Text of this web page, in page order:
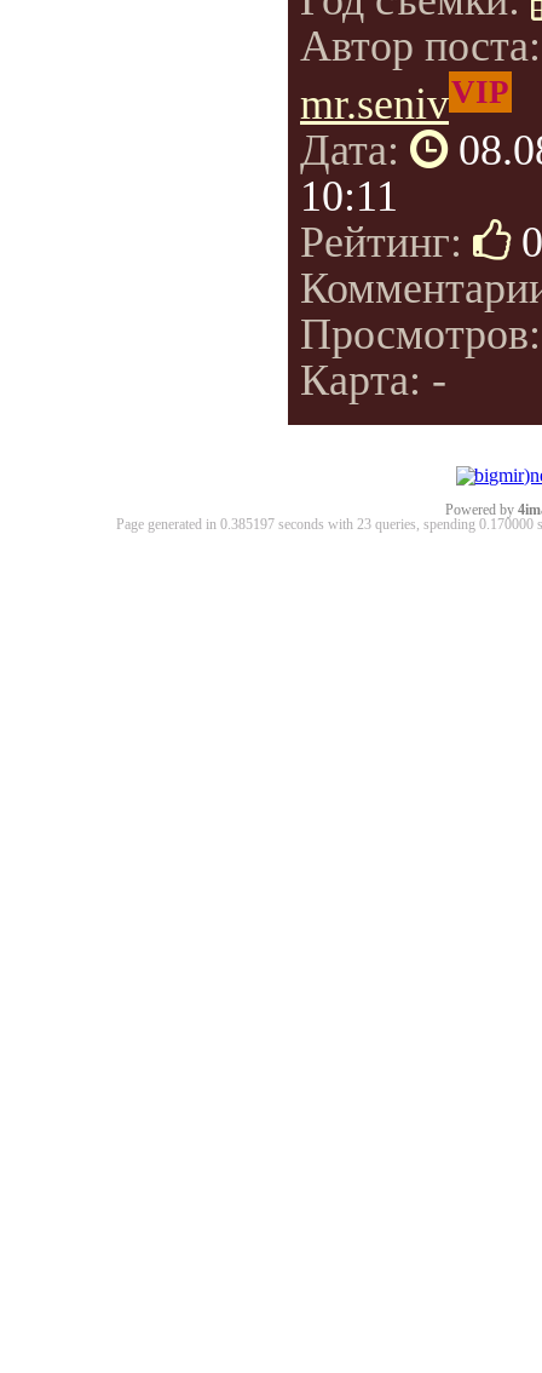
Автор
mr.senivVIP
Дата:
10:11
Рейтинг:
0
Карта: -
Powered by
Page generated in 0.385197 seconds with 23 queries, spending